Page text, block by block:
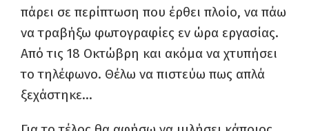
πάρει σε περίπτωση που έρθει πλοίο, να πάω
να τραβήξω φωτογραφίες εν ώρα εργασίας.
Από τις 18 Οκτώβρη και ακόμα να χτυπήσει
το τηλέφωνο. Θέλω να πιστεύω πως απλά
ξεχάστηκε…